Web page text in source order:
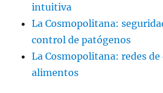
intuitiva
La Cosmopolitana:
control de patógenos
La Cosmopolitana: redes
alimentos